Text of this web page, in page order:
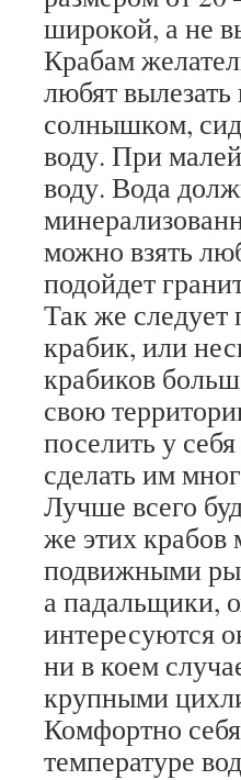
широкой, а не
Крабам
любят
солнышком,
воду. При
воду. Вода
можно взять
подойдет
Так же следует
крабик, или
крабиков
свою
поселить у
сделать им
Лучше всего
же этих
подвижными
а падальщики,
интересуются
ни в коем
крупными
Комфортно
температуре